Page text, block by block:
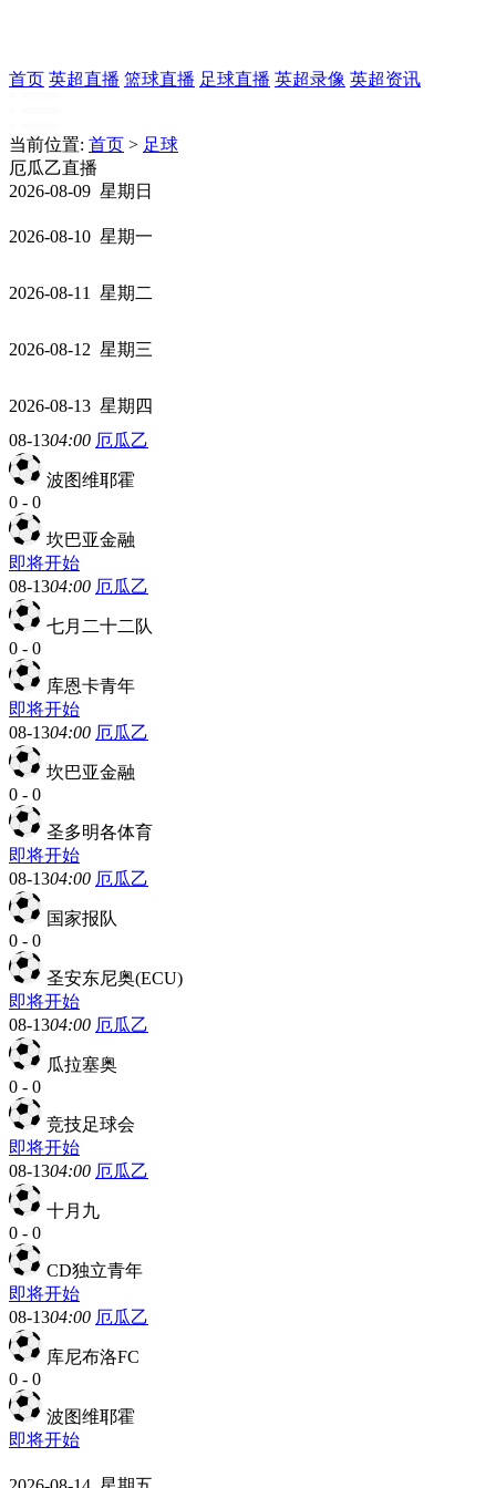
首页 英超直播 篮球直播 足球直播 英超录像 英超资讯
当前位置: 首页 > 足球
厄瓜乙直播
2026-08-09 星期日
2026-08-10 星期一
2026-08-11 星期二
2026-08-12 星期三
2026-08-13 星期四
08-1304:00 厄瓜乙
波图维耶霍
0 - 0
坎巴亚金融
即将开始
08-1304:00 厄瓜乙
七月二十二队
0 - 0
库恩卡青年
即将开始
08-1304:00 厄瓜乙
坎巴亚金融
0 - 0
圣多明各体育
即将开始
08-1304:00 厄瓜乙
国家报队
0 - 0
圣安东尼奥(ECU)
即将开始
08-1304:00 厄瓜乙
瓜拉塞奥
0 - 0
竞技足球会
即将开始
08-1304:00 厄瓜乙
十月九
0 - 0
CD独立青年
即将开始
08-1304:00 厄瓜乙
库尼布洛FC
0 - 0
波图维耶霍
即将开始